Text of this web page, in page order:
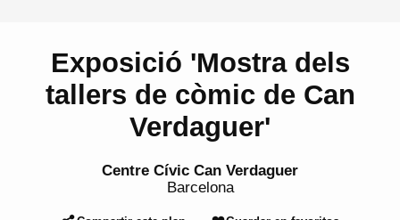
Exposició 'Mostra dels
tallers de còmic de Can
Verdaguer'
Centre Cívic Can Verdaguer
Barcelona